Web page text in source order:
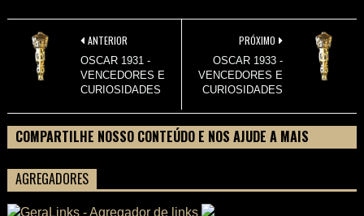
PRÓXIMO
OSCAR 1933 -
VENCEDORES E
CURIOSIDADES
ANTERIOR
OSCAR 1931 -
VENCEDORES E
CURIOSIDADES
COMPARTILHE NOSSO CONTEÚDO E NOS AJUDE A MAIS
AGREGADORES